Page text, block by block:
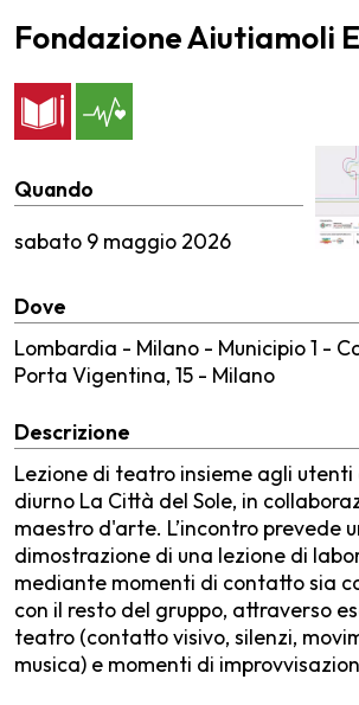
Fondazione Aiutiamoli
Quando
sabato 9 maggio 2026
Dove
Lombardia - Milano - Municipio 1 -
Porta Vigentina, 15 - Milano
Descrizione
Lezione di teatro insieme agli
diurno La Città del Sole, in
maestro d'arte. L’incontro prevede
dimostrazione di una lezione di
mediante momenti di contatto sia
con il resto del gruppo, attraverso
teatro (contatto visivo, silenzi,
musica) e momenti di